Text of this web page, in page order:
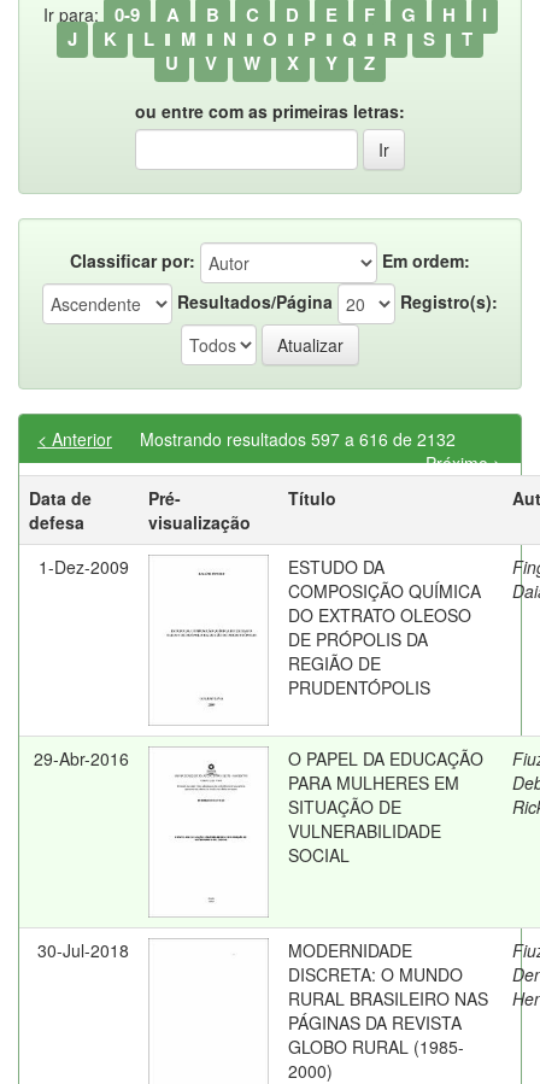
Ir para: 0-9 A B C D E F G H
I
J
K L M N O P Q R S
T
U
V W X Y Z
ou entre com as primeiras letras:
Classificar por:
Em ordem:
Resultados/Página
Registro(s):
Mostrando resultados 597 a 616 de 2132
< Anterior
Próximo >
Data de
defesa
Pré-
visualização
Título
1-Dez-2009
ESTUDO DA
COMPOSIÇÃO QUÍMICA
DO EXTRATO OLEOSO
DE PRÓPOLIS DA
REGIÃO DE
PRUDENTÓPOLIS
29-Abr-2016
O PAPEL DA EDUCAÇÃO
PARA MULHERES EM
SITUAÇÃO DE
VULNERABILIDADE
SOCIAL
30-Jul-2018
MODERNIDADE
DISCRETA: O MUNDO
RURAL BRASILEIRO NAS
PÁGINAS DA REVISTA
GLOBO RURAL (1985-
2000)